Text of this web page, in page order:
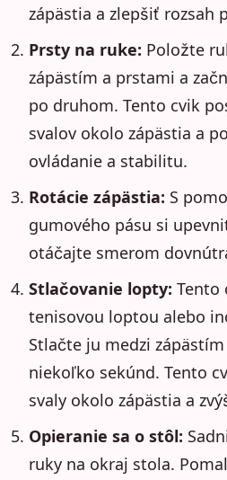
zápästia a zlepšiť rozsah
Prsty na ruke: Položte
zápästím a prstami a
po druhom. Tento cvik
svalov okolo zápästia a
ovládanie a stabilitu.
Rotácie zápästia: S
gumového pásu si
otáčajte smerom
Stlačovanie lopty: Tento
tenisovou loptou alebo
Stlačte ju medzi
niekoľko sekúnd. Tento
svaly okolo zápästia a
Opieranie sa o stôl:
ruky na okraj stola.